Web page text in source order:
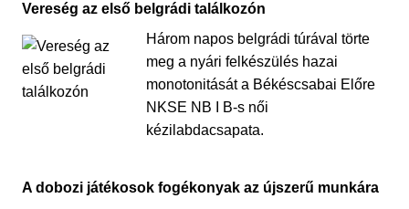
Vereség az első belgrádi találkozón
Három napos belgrádi túrával törte
meg a nyári felkészülés hazai
monotonitását a Békéscsabai Előre
NKSE NB I B-s női
kézilabdacsapata.
A dobozi játékosok fogékonyak az újszerű munkára